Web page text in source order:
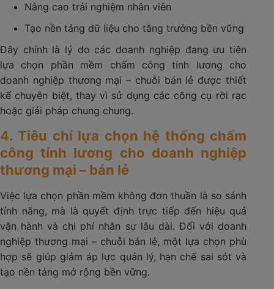
Nâng cao trải nghiệm nhân viên
Tạo nền tảng dữ liệu cho tăng trưởng bền vững
Đây chính là lý do các doanh nghiệp đang ưu tiên
lựa chọn phần mềm chấm công tính lương cho
doanh nghiệp thương mại – chuỗi bán lẻ được thiết
kế chuyên biệt, thay vì sử dụng các công cụ rời rạc
hoặc giải pháp chung chung.
4. Tiêu chí lựa chọn hệ thống chấm
công tính lương cho doanh nghiệp
thương mại – bán lẻ
Việc lựa chọn phần mềm không đơn thuần là so sánh
tính năng, mà là quyết định trực tiếp đến hiệu quả
vận hành và chi phí nhân sự lâu dài. Đối với doanh
nghiệp thương mại – chuỗi bán lẻ, một lựa chọn phù
hợp sẽ giúp giảm áp lực quản lý, hạn chế sai sót và
tạo nền tảng mở rộng bền vững.